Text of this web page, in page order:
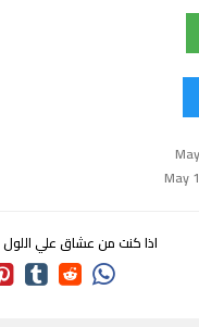
اذا كنت من عشاق علي